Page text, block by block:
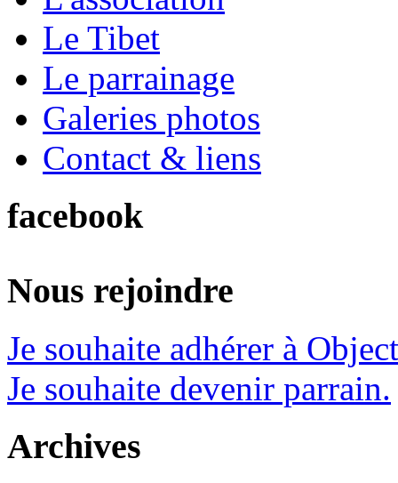
Le Tibet
Le parrainage
Galeries photos
Contact & liens
facebook
Nous rejoindre
Je souhaite adhérer à
Je souhaite devenir parrain.
Archives